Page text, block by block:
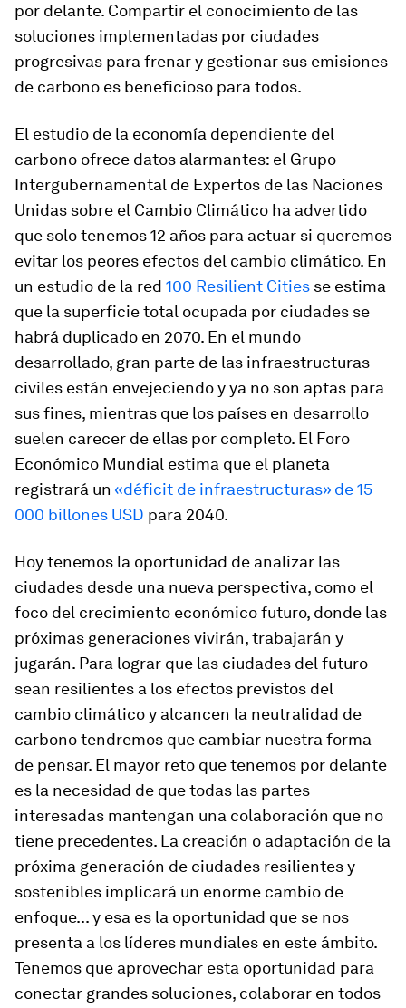
por delante. Compartir el conocimiento de las
soluciones implementadas por ciudades
progresivas para frenar y gestionar sus emisiones
de carbono es beneficioso para todos.
El estudio de la economía dependiente del
carbono ofrece datos alarmantes: el Grupo
Intergubernamental de Expertos de las Naciones
Unidas sobre el Cambio Climático ha advertido
que solo tenemos 12 años para actuar si queremos
evitar los peores efectos del cambio climático. En
un estudio de la red 100 Resilient Cities se estima
que la superficie total ocupada por ciudades se
habrá duplicado en 2070. En el mundo
desarrollado, gran parte de las infraestructuras
civiles están envejeciendo y ya no son aptas para
sus fines, mientras que los países en desarrollo
suelen carecer de ellas por completo. El Foro
Económico Mundial estima que el planeta
registrará un «déficit de infraestructuras» de 15
000 billones USD para 2040.
Hoy tenemos la oportunidad de analizar las
ciudades desde una nueva perspectiva, como el
foco del crecimiento económico futuro, donde las
próximas generaciones vivirán, trabajarán y
jugarán. Para lograr que las ciudades del futuro
sean resilientes a los efectos previstos del
cambio climático y alcancen la neutralidad de
carbono tendremos que cambiar nuestra forma
de pensar. El mayor reto que tenemos por delante
es la necesidad de que todas las partes
interesadas mantengan una colaboración que no
tiene precedentes. La creación o adaptación de la
próxima generación de ciudades resilientes y
sostenibles implicará un enorme cambio de
enfoque... y esa es la oportunidad que se nos
presenta a los líderes mundiales en este ámbito.
Tenemos que aprovechar esta oportunidad para
conectar grandes soluciones, colaborar en todos